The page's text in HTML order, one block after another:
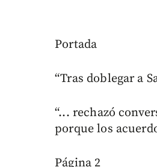
Portada
“Tras doblegar a
“... rechazó
porque los
Página 2